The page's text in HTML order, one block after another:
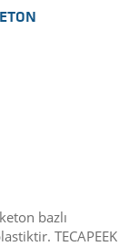
bazlı
TECAPEEK